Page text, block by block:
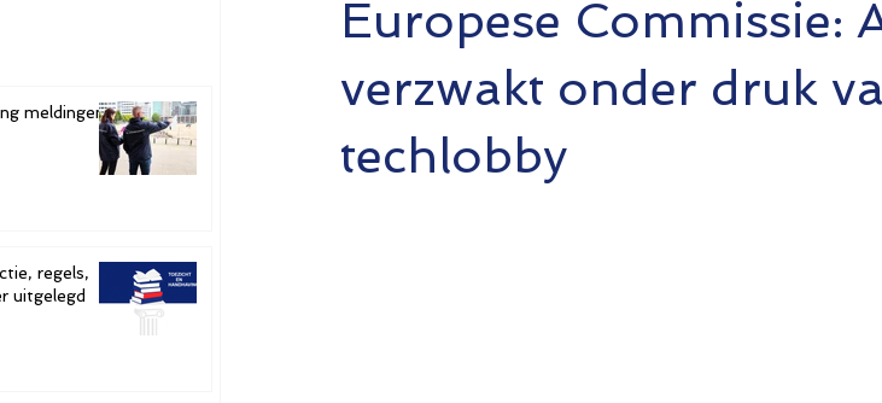
meldingen
regels,
uitgelegd
Europese Commissie:
verzwakt onder druk
techlobby